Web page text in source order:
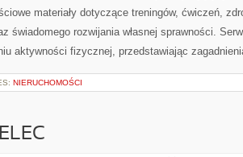
materiały dotyczące treningów, ćwiczeń,
świadomego rozwijania własnej sprawności.
aktywności fizycznej, przedstawiając
NIERUCHOMOŚCI